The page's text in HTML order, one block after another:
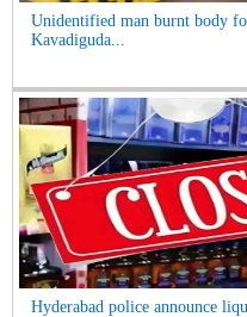
Unidentified man burnt body
Kavadiguda...
Hyderabad police announce